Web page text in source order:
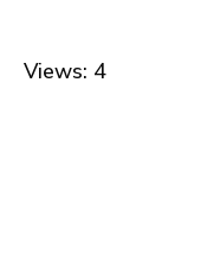
Views: 4